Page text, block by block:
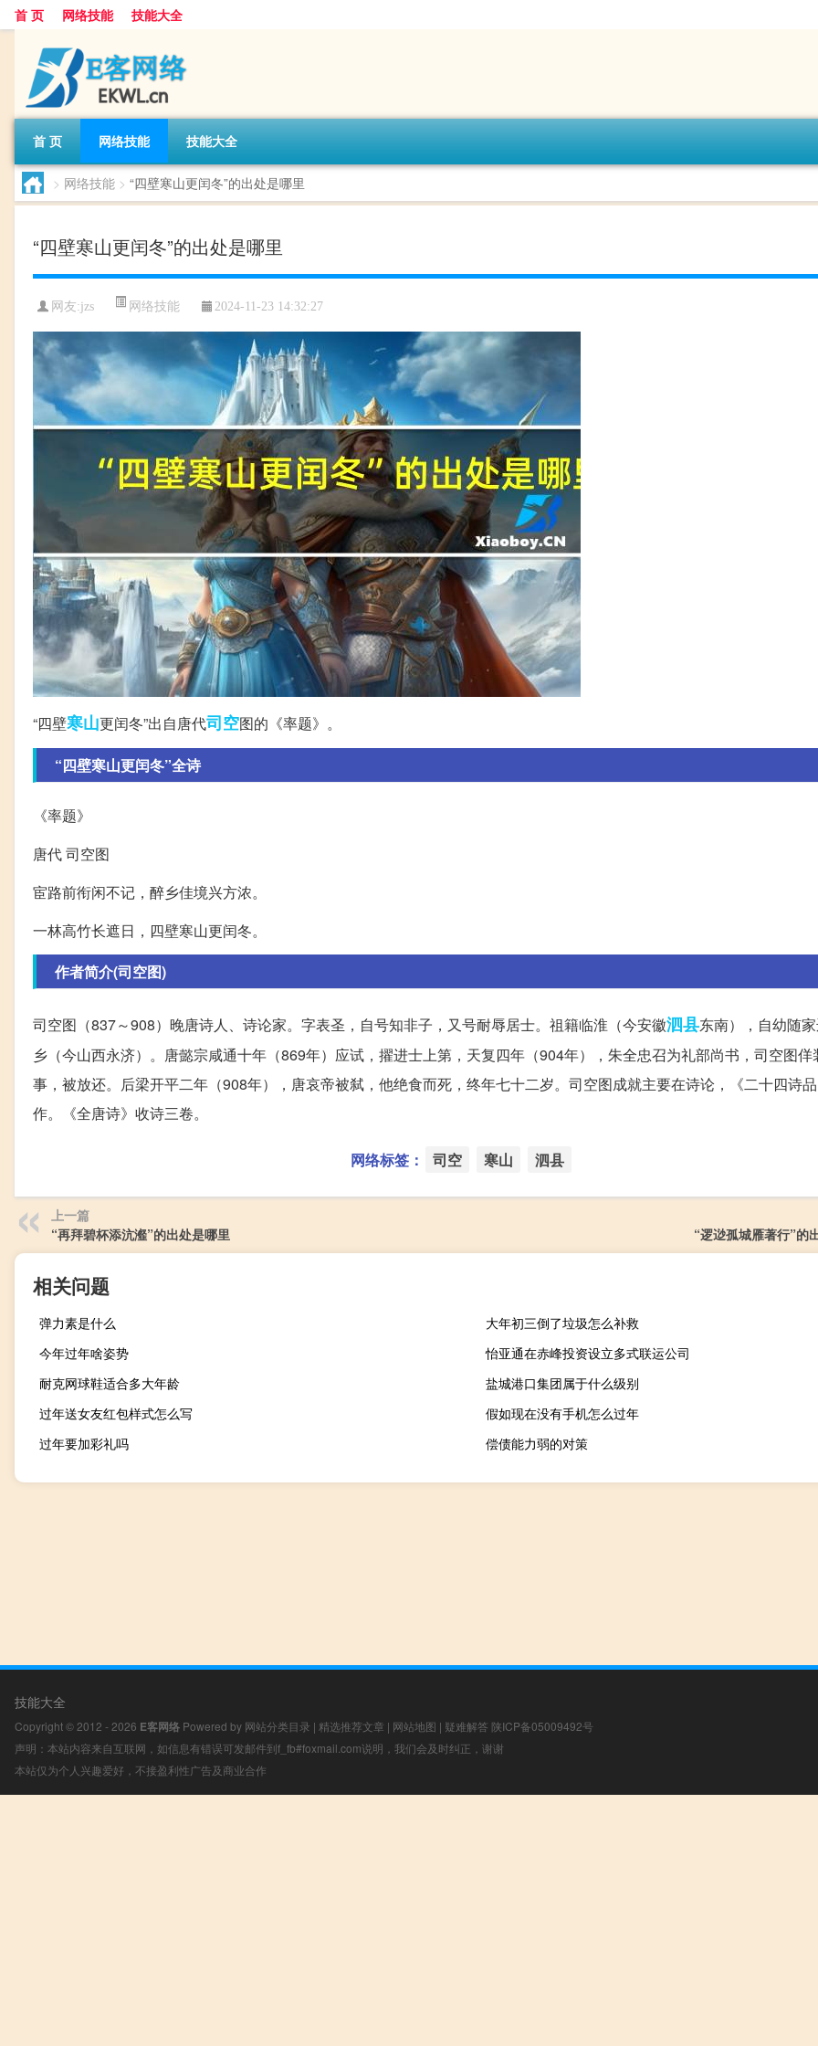
首 页 网络技能 技能大全
首 页 网络技能 技能大全
> 网络技能 > “四壁寒山更闰冬”的出处是哪里
“四壁寒山更闰冬”的出处是哪里
网友:jzs 网络技能 2024-11-23 14:32:27
“四壁寒山更闰冬”出自唐代司空图的《率题》。
“四壁寒山更闰冬”全诗
《率题》
唐代 司空图
宦路前衔闲不记，醉乡佳境兴方浓。
一林高竹长遮日，四壁寒山更闰冬。
作者简介(司空图)
司空图（837～908）晚唐诗人、诗论家。字表圣，自号知非子，又号耐辱居士。祖籍临淮（今安徽泗县东南），自幼随
乡（今山西永济）。唐懿宗咸通十年（869年）应试，擢进士上第，天复四年（904年），朱全忠召为礼部尚书，司空图佯
事，被放还。后梁开平二年（908年），唐哀帝被弑，他绝食而死，终年七十二岁。司空图成就主要在诗论，《二十四诗
作。《全唐诗》收诗三卷。
网络标签： 司空 寒山 泗县
上一篇
“再拜碧杯添沆瀣”的出处是哪里
“逻逤孤城雁著行”的
相关问题
弹力素是什么
大年初三倒了垃圾怎么补救
今年过年啥姿势
怡亚通在赤峰投资设立多式联运公司
耐克网球鞋适合多大年龄
盐城港口集团属于什么级别
过年送女友红包样式怎么写
假如现在没有手机怎么过年
过年要加彩礼吗
偿债能力弱的对策
技能大全
Copyright © 2012 - 2026 E客网络 Powered by 网站分类目录 | 精选推荐文章 | 网站地图 | 疑难解答 陕ICP备05009492号
声明：本站内容来自互联网，如信息有错误可发邮件到f_fb#foxmail.com说明，我们会及时纠正，谢谢
本站仅为个人兴趣爱好，不接盈利性广告及商业合作